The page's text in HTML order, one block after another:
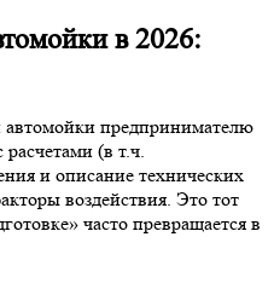
в 2026:
автомойки предпринимателю
(в т.ч.
и описание технических
воздействия. Это тот
часто превращается в